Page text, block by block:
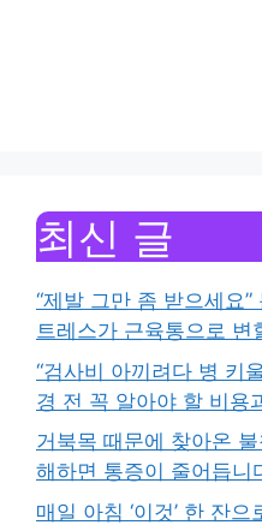
최신 글
“제발 그만 좀 받으세요
트레스가 근육통으로 변
“검사비 아끼려다 병 키
경 전 꼭 알아야 할 비용
거북목 때문에 찾아온
해하면 통증이 줄어듭니
매일 아침 ‘이것’ 한 잔